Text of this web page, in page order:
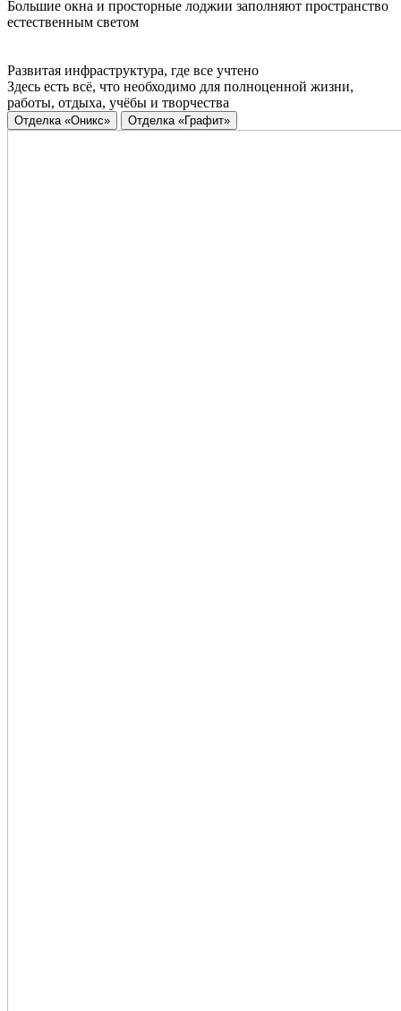
Большие окна и просторные лоджии заполняют пространство
естественным светом
Развитая инфраструктура, где все учтено
Здесь есть всё, что необходимо для полноценной жизни,
работы, отдыха, учёбы и творчества
Отделка «Оникс» Отделка «Графит»